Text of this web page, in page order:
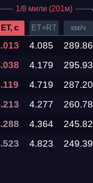
Дата проведения
04.10.2026
12.09.2026 —
11.09.2026
1/8 мили (201м)
ET, c ET+RT км/ч
4.085 289.86
4.179 295.93
4.719 287.20
4.277 260.78
4.364 245.82
4.823 249.39